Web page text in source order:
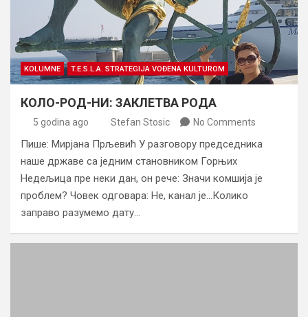
KOLUMNE T.E.S.L.A. STRATEGIJA VOĐENA KULTUROM
КОЛО-РОД-НИ: ЗАКЛЕТВА РОДА
5 godina ago Stefan Stosic No Comments
Пише: Мирјана Прљевић У разговору председника
наше државе са једним становником Горњих
Недељица пре неки дан, он рече: Значи комшија је
проблем? Човек одговара: Не, канал је…Колико
заправо разумемо дату…